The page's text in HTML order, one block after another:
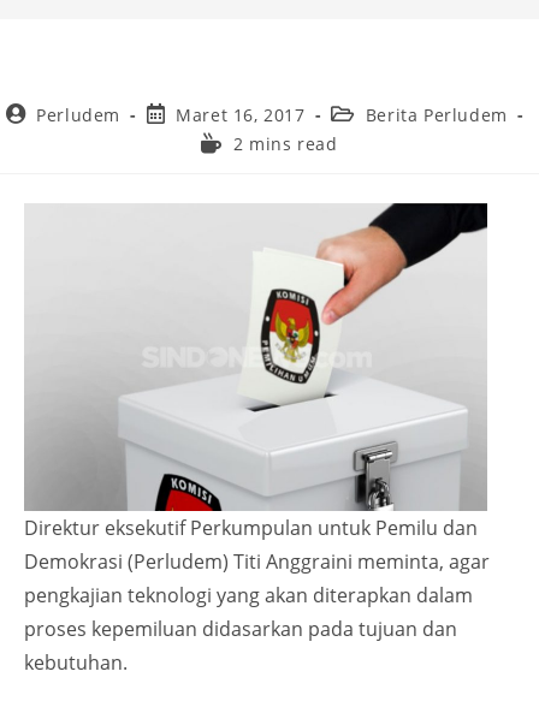
Perludem Maret 16, 2017
Berita Perludem
2 mins read
Direktur eksekutif Perkumpulan untuk Pemilu dan
Demokrasi (Perludem) Titi Anggraini meminta, agar
pengkajian teknologi yang akan diterapkan dalam
proses kepemiluan didasarkan pada tujuan dan
kebutuhan.